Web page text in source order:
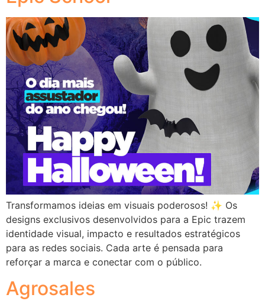
Transformamos ideias em visuais poderosos! ✨ Os
designs exclusivos desenvolvidos para a Epic trazem
identidade visual, impacto e resultados estratégicos
para as redes sociais. Cada arte é pensada para
reforçar a marca e conectar com o público.
Agrosales